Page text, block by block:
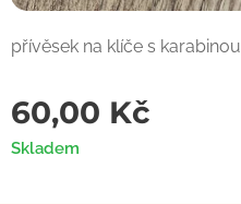
přívěsek na klíče s karabinou
60,00 Kč
Skladem